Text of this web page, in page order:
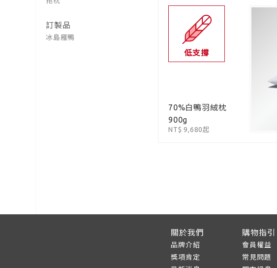
訂製品
冰島雁鴨
低支撐
70%白鴨羽絨枕
900g
NT$ 9,680起
關於我們
品牌介紹
獎項肯定
購物指引
會員權益
常見問題